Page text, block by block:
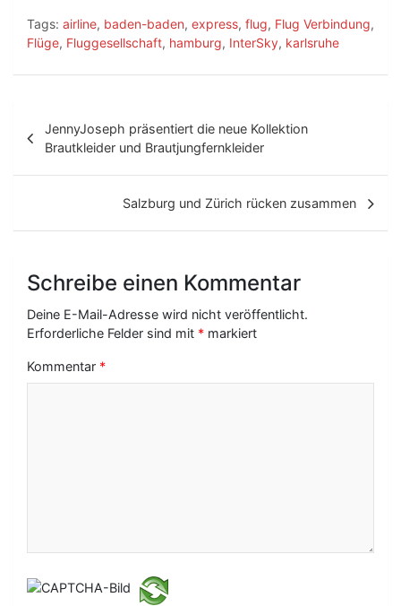
Tags: airline, baden-baden, express, flug, Flug Verbindung,
Flüge, Fluggesellschaft, hamburg, InterSky, karlsruhe
e
i
r
g
N
JennyJoseph präsentiert die neue Kollektion
Brautkleider und Brautjungfernkleider
Salzburg und Zürich rücken zusammen
Schreibe einen Kommentar
Deine E-Mail-Adresse wird nicht veröffentlicht.
Erforderliche Felder sind mit * markiert
Kommentar *